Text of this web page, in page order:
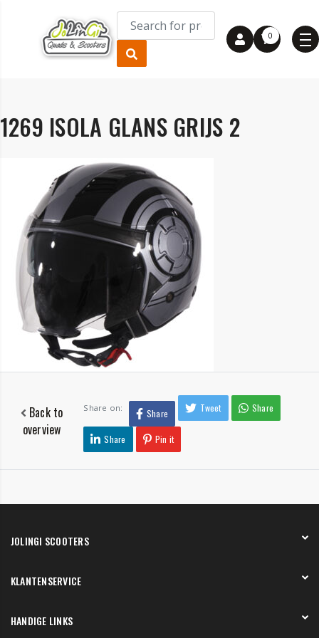
0
1269 ISOLA GLANS GRIJS 2
Back to
overview
Share on: Share Tweet Share
Share Pin it
JOLINGI SCOOTERS
Onze showroom
KLANTENSERVICE
Verzending en bezorging
HANDIGE LINKS